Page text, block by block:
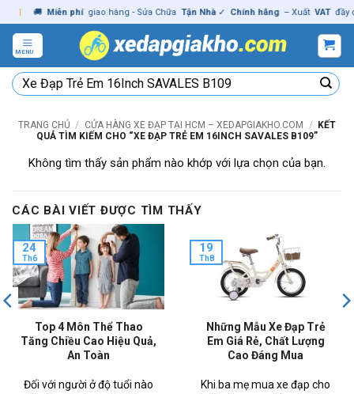
Skip
to
content
🚚 Miễn phí giao hàng - Sửa Chữa Tận Nhà ✓ Chính hãng – Xuất VAT đầy đủ
MENU
Tìm
kiếm:
TRANG CHỦ / CỬA HÀNG XE ĐẠP TẠI HCM – XEDAPGIAKHO.COM /
KẾT
QUẢ TÌM KIẾM CHO “XE ĐẠP TRẺ EM 16INCH SAVALES B109”
Không tìm thấy sản phẩm nào khớp với lựa chọn của bạn.
CÁC BÀI VIẾT ĐƯỢC TÌM THẤY
Top 4 Môn Thể Thao
Tăng Chiều Cao Hiệu Quả,
An Toàn
Đối với người ở độ tuổi nào
24
Th6
Những Mẫu Xe Đạp Trẻ
Em Giá Rẻ, Chất Lượng
Cao Đáng Mua
Khi ba mẹ mua xe đạp cho
19
Th8